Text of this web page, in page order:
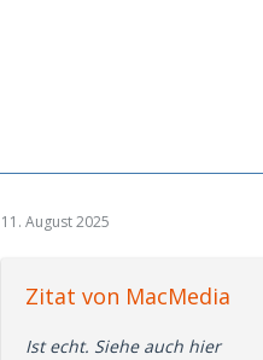
11. August 2025
Zitat von MacMedia
Ist echt. Siehe auch hier